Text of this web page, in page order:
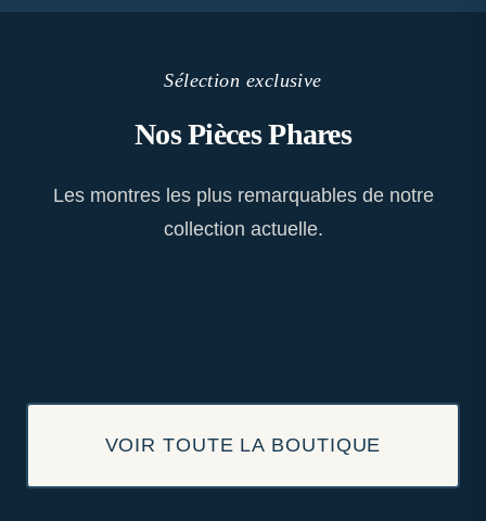
Sélection exclusive
Nos Pièces Phares
Les montres les plus remarquables de notre
collection actuelle.
VOIR TOUTE LA BOUTIQUE